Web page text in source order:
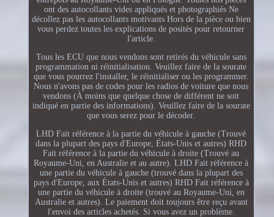
ont des autocollants vides appliqués et photographiés Ne
décollez pas les autocollants motivants Hors de la pièce ou bien
vous perdez toutes les explications de posités pour retourner
l'article.
Tous les ECU que nous vendons sont retirés du véhicule sans
programmation ni réinitialisation. Veuillez faire de la sourate
que vous pourrez l'installer, le réinitialiser ou les programmer.
Nous n'avons pas de codes pour les radios de voiture que nous
vendons (À moins que quelque chose de différent ne soit
indiqué en partie des informations). Veuillez faire de la sourate
que vous serez pour le décoder.
LHD Fait référence à la partie du véhicule à gauche (Trouvé
dans la plupart des pays d'Europe, États-Unis et autres) RHD
Fait référence à la partie du véhicule à droite (Trouvé au
Royaume-Uni, en Australie et au autre). LHD Fait référence à
une partie du véhicule à gauche (trouvé dans la plupart des
pays d'Europe, aux États-Unis et autres) RHD Fait référence à
une partie du véhicule à droite (trouvé au Royaume-Uni, en
Australie et autres). Le paiement doit toujours être reçu avant
l'envoi des articles achetés. Si vous avez un problème.